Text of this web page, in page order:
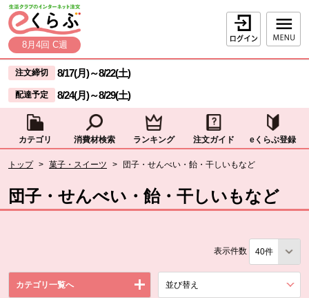
ページの先頭です。
本文へジャンプする。
8月4回 C週
ログイン
ここからサイト内共通メニューです。
サイト内共通メニューをスキップする
注文締切 8/17(月)～8/22(土)
配達予定 8/24(月)～8/29(土)
カテゴリ 消費材検索 ランキング 注文ガイド eくらぶ登録
トップ > 菓子・スイーツ > 団子・せんべい・飴・干しいもなど
団子・せんべい・飴・干しいもなど
表示件数
カテゴリ一覧へ 並び替え